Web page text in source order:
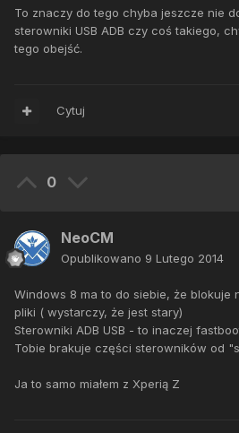
To znaczy do tego chyba jeszcze nie
sterowniki USB ADB czy coś takiego,
tego obejść.
Cytuj
0
NeoCM
Opublikowano 9 Lutego 2014
Windows 8 ma to do siebie, że blokuje
pliki ( wystarczy, że jest stary)
Sterowniki ADB USB - to inaczej
Tobie brakuje części sterowników od
Ja to samo miałem z Xperią Z